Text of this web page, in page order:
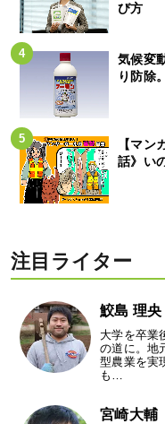
び方
気候変
り防除
【マン
話》い
注目ライター
鮫島 理央
大学を卒業
の道に。地
型農業を実
も…
宮崎大輔